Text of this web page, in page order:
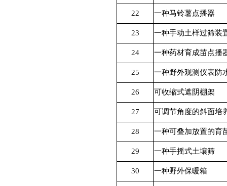
22 一种马铃薯点播器
23 一种手动土样过筛装
24 一种药材育成苗点播
25 一种野外观测仪表防
26 可收缩式遮阴棚架
27 可调节角度的斜面培
28 一种可叠加放置的育
29 一种手摇式土壤筛
30 一种野外保暖箱